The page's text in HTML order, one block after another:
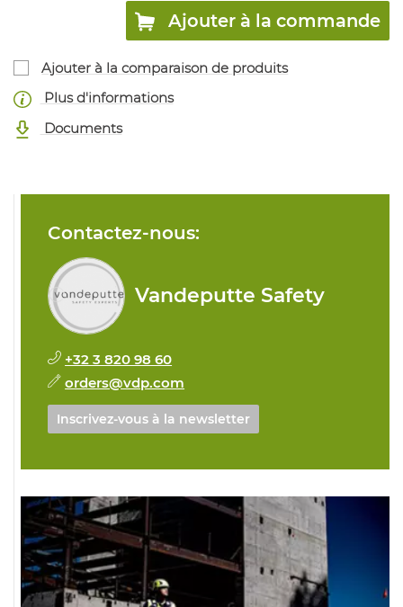
Ajouter à la commande
Ajouter à la comparaison de produits
Plus d'informations
Documents
Contactez-nous:
Vandeputte Safety
+32 3 820 98 60
orders@vdp.com
Inscrivez-vous à la newsletter